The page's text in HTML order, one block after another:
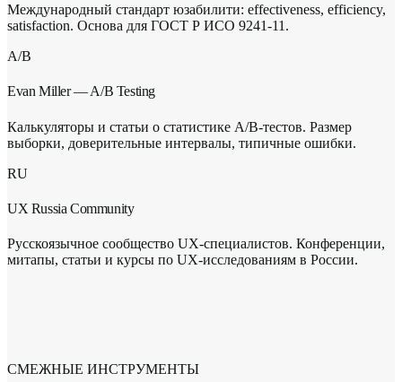
Международный стандарт юзабилити: effectiveness, efficiency,
satisfaction. Основа для ГОСТ Р ИСО 9241-11.
A/B
Evan Miller — A/B Testing
Калькуляторы и статьи о статистике A/B-тестов. Размер
выборки, доверительные интервалы, типичные ошибки.
RU
UX Russia Community
Русскоязычное сообщество UX-специалистов. Конференции,
митапы, статьи и курсы по UX-исследованиям в России.
СМЕЖНЫЕ ИНСТРУМЕНТЫ